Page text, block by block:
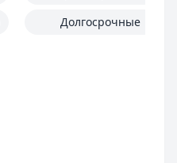
Долгосрочные